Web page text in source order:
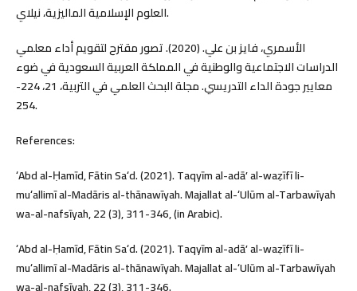
العلوم الإسلامية الماليزية، نيلاي.
الأسمري، فايز بن علي. (2020). تصور مقترح لتقويم أداء معلمي
الدراسات الاجتماعية والوطنية في المملكة العربية السعودية في ضوء
معايير جودة الداء التدريسي. مجلة البحث العلمي في التربية، 21، 224-
254.
References:
ʻAbd al-Ḥamīd, Fātin Saʻd. (2021). Taqyīm al-adāʼ al-waẓīfī li-
muʻallimī al-Madāris al-thānawīyah. Majallat al-ʻUlūm al-Tarbawīyah
wa-al-nafsīyah, 22 (3), 311-346, (in Arabic).
ʻAbd al-Ḥamīd, Fātin Saʻd. (2021). Taqyīm al-adāʼ al-waẓīfī li-
muʻallimī al-Madāris al-thānawīyah. Majallat al-ʻUlūm al-Tarbawīyah